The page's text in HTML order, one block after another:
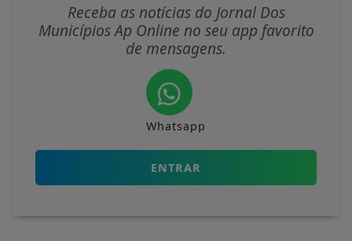
Receba as notícias do Jornal Dos
Municípios Ap Online no seu app favorito
de mensagens.
Whatsapp
ENTRAR